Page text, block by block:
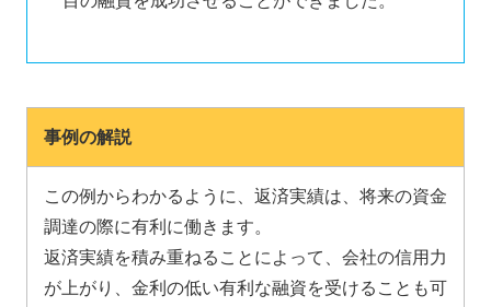
事例の解説
この例からわかるように、返済実績は、将来の資金
調達の際に有利に働きます。
返済実績を積み重ねることによって、会社の信用力
が上がり、金利の低い有利な融資を受けることも可